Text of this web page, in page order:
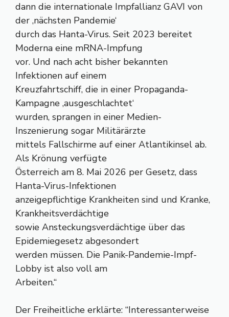
dann die internationale Impfallianz GAVI von
der ‚nächsten Pandemie‘
durch das Hanta-Virus. Seit 2023 bereitet
Moderna eine mRNA-Impfung
vor. Und nach acht bisher bekannten
Infektionen auf einem
Kreuzfahrtschiff, die in einer Propaganda-
Kampagne ‚ausgeschlachtet‘
wurden, sprangen in einer Medien-
Inszenierung sogar Militärärzte
mittels Fallschirme auf einer Atlantikinsel ab.
Als Krönung verfügte
Österreich am 8. Mai 2026 per Gesetz, dass
Hanta-Virus-Infektionen
anzeigepflichtige Krankheiten sind und Kranke,
Krankheitsverdächtige
sowie Ansteckungsverdächtige über das
Epidemiegesetz abgesondert
werden müssen. Die Panik-Pandemie-Impf-
Lobby ist also voll am
Arbeiten.“
Der Freiheitliche erklärte: “Interessanterweise